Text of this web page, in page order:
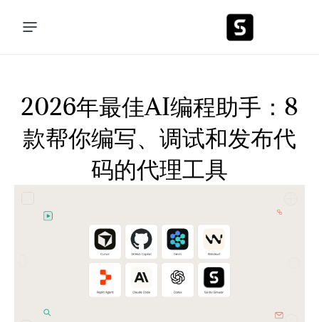
2026年最佳AI编程助手：8
款帮你编写、调试和发布代
码的代理工具